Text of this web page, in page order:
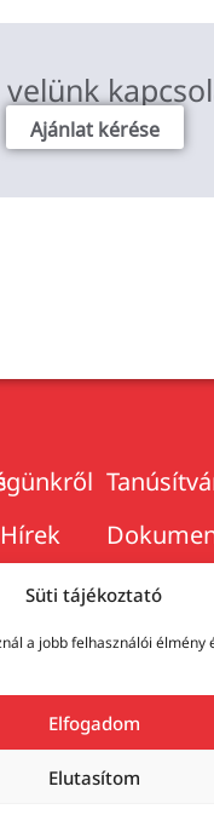
Süti tájékoztató
a jobb felhasználói élmény
Elfogadom
Elutasítom
velünk
Ajánlat kérése
Hírek
Karrier
Cégadatok